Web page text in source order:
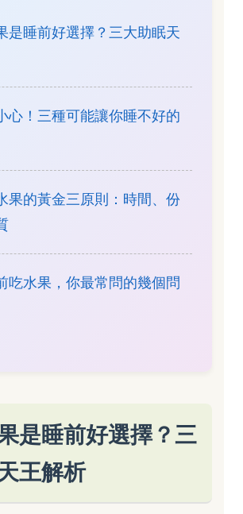
是睡前好選擇？三大助眠天
心！三種可能讓你睡不好的
果的黃金三原則：時間、份
吃水果，你最常問的幾個問
是睡前好選擇？三
王解析